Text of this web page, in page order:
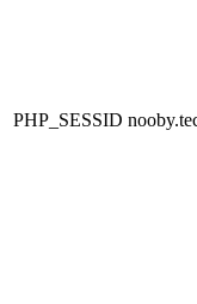
PHP_SESSID